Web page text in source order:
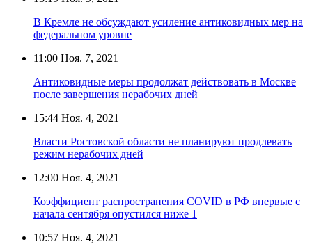
В Кремле не обсуждают усиление антиковидных мер на
федеральном уровне
11:00 Ноя. 7, 2021
Антиковидные меры продолжат действовать в Москве
после завершения нерабочих дней
15:44 Ноя. 4, 2021
Власти Ростовской области не планируют продлевать
режим нерабочих дней
12:00 Ноя. 4, 2021
Коэффициент распространения COVID в РФ впервые с
начала сентября опустился ниже 1
10:57 Ноя. 4, 2021